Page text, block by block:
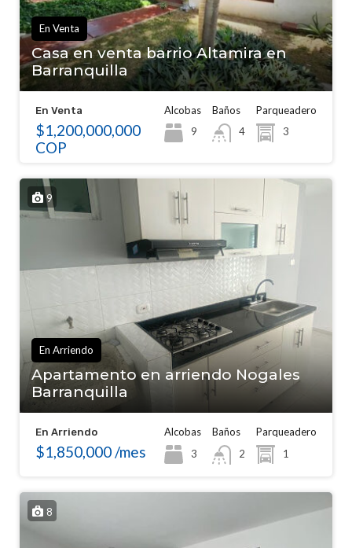
En Venta
Casa en venta barrio Altamira en
Barranquilla
En Venta
$1,200,000,000
COP
Alcobas
9
Baños
4
Parqueadero
3
9
En Arriendo
Apartamento en arriendo Nogales
Barranquilla
En Arriendo
$1,850,000 /mes
Alcobas
3
Baños
2
Parqueadero
1
8